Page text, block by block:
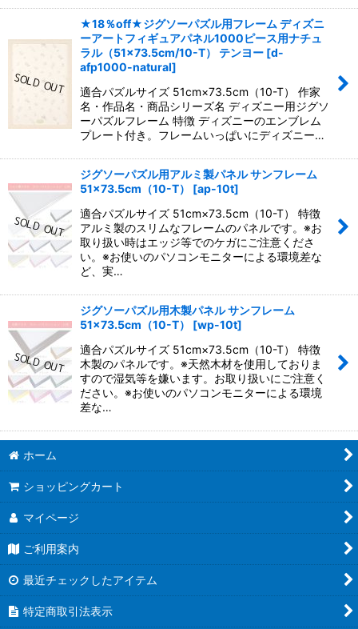
★18％off★ジグソーパズル用フレーム ディズニ
ーアートフィギュアパネル1000ピース用ナチュ
ラル（51×73.5cm/10-T） テンヨー [d-
afp1000-natural]
適合パズルサイズ 51cm×73.5cm（10-T） 作家
名・作品名・商品シリーズ名 ディズニー用ジグソ
ーパズルフレーム 特徴 ディズニーのエンブレム
プレート付き。フレームいっぱいにディズニー…
ジグソーパズル用アルミ製パネル サンフレーム
51×73.5cm（10-T）
[ap-10t]
適合パズルサイズ 51cm×73.5cm（10-T） 特徴
アルミ製のスリムなフレームのパネルです。※お
取り扱い時はエッジ等でのケガにご注意くださ
い。※お使いのパソコンモニターによる環境差な
ど、実…
ジグソーパズル用木製パネル サンフレーム
51×73.5cm（10-T）
[wp-10t]
適合パズルサイズ 51cm×73.5cm（10-T） 特徴
木製のパネルです。※天然木材を使用しておりま
すので湿気等を嫌います。お取り扱いにご注意く
ださい。※お使いのパソコンモニターによる環境
差な…
ホーム
ショッピングカート
マイページ
ご利用案内
最近チェックしたアイテム
特定商取引法表示